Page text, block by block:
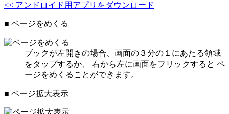
<< アンドロイド用アプリをダウンロード
■ ページをめくる
ブックが左開きの場合、画面の３分の１にあたる領域
をタップするか、 右から左に画面をフリックすると ペ
ージをめくることができます。
■ ページ拡大表示